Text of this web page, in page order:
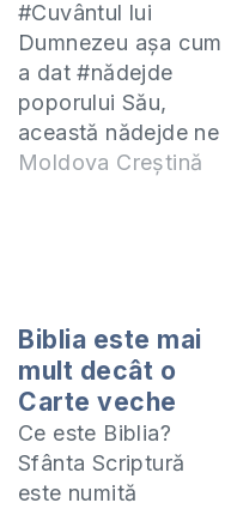
#Cuvântul lui
Dumnezeu așa cum
a dat #nădejde
poporului Său,
această nădejde ne
o dă și nouă astăzi.
Lui. Fragmentul
video este din lecția
8 a cărții Ieremia
Partea II, întreaga
lecție vă invităm să
o urmăriți…
Moldova Creștină
Biblia este mai
mult decât o
Carte veche
Ce este Biblia?
Sfânta Scriptură
este numită